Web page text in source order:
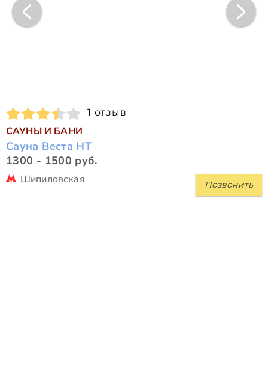
1 отзыв
САУНЫ И БАНИ
Сауна Веста НТ
1300 - 1500 руб.
Позвонить
Шипиловская